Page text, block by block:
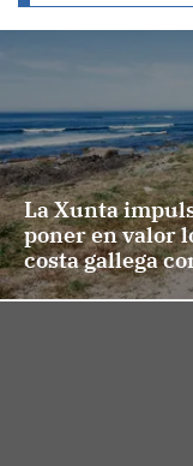
La Xunta
poner en valor
costa gallega